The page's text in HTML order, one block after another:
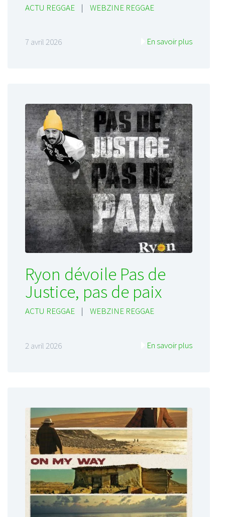
ACTU REGGAE | WEBZINE REGGAE
7 avril 2026 En savoir plus
Ryon dévoile Pas de
Justice, pas de paix
ACTU REGGAE | WEBZINE REGGAE
2 avril 2026 En savoir plus